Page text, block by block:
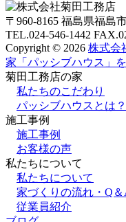
〒960-8165 福島県福島
TEL.024-546-1442
Copyright © 2026 株式会
家「パッシブハウス」
菊田工務店の家
私たちのこだわり
パッシブハウスとは？
施⼯事例
施⼯事例
お客様の声
私たちについて
私たちについて
家づくりの流れ・Q＆
従業員紹介